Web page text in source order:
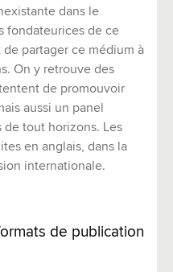
dans le
fondateurices de ce
partager ce médium à
On y retrouve des
de promouvoir
aussi un panel
de tout horizons. Les
en anglais, dans la
internationale.
de publication